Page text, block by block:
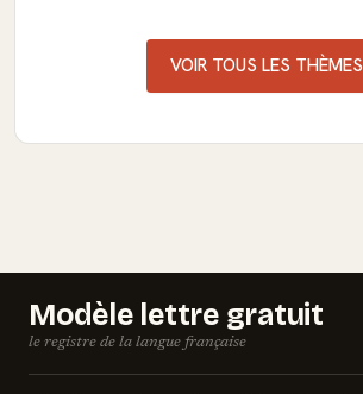
VOIR TOUS LES THÈMES
Modèle lettre gratuit
le registre de la langue française